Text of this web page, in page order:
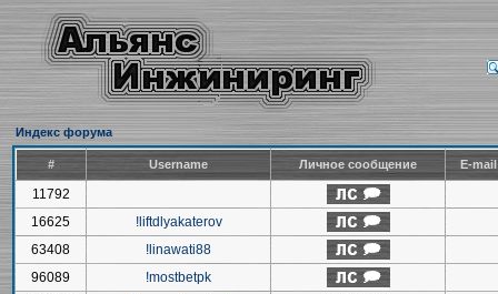
Индекс форума
# Username Личное сообщение E-
11792
16625
!liftdlyakaterov
63408
!linawati88
96089
!mostbetpk